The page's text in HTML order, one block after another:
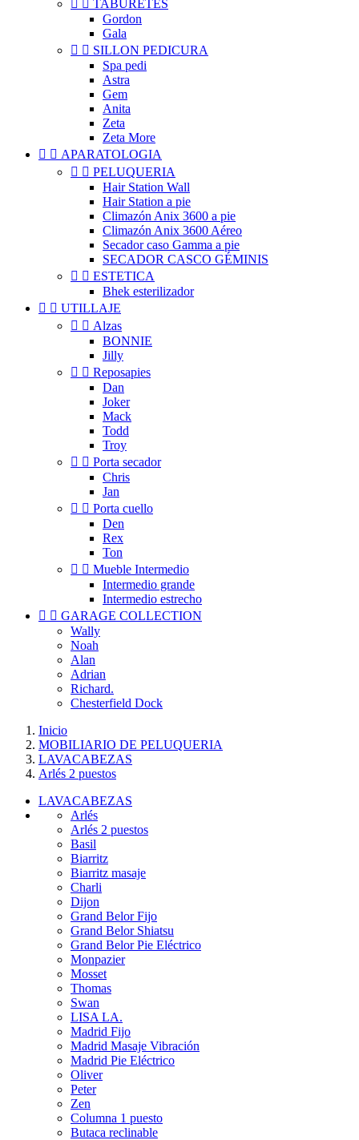
TABURETES
Gordon
Gala
  SILLON PEDICURA
Spa pedi
Astra
Gem
Anita
Zeta
Zeta More
  APARATOLOGIA
  PELUQUERIA
Hair Station Wall
Hair Station a pie
Climazón Anix 3600 a pie
Climazón Anix 3600 Aéreo
Secador caso Gamma a pie
SECADOR CASCO GÉMINIS
  ESTETICA
Bhek esterilizador
  UTILLAJE
  Alzas
BONNIE
Jilly
  Reposapies
Dan
Joker
Mack
Todd
Troy
  Porta secador
Chris
Jan
  Porta cuello
Den
Rex
Ton
  Mueble Intermedio
Intermedio grande
Intermedio estrecho
  GARAGE COLLECTION
Wally
Noah
Alan
Adrian
Richard.
Chesterfield Dock
Inicio
MOBILIARIO DE PELUQUERIA
LAVACABEZAS
Arlés 2 puestos
LAVACABEZAS
Arlés
Arlés 2 puestos
Basil
Biarritz
Biarritz masaje
Charli
Dijon
Grand Belor Fijo
Grand Belor Shiatsu
Grand Belor Pie Eléctrico
Monpazier
Mosset
Thomas
Swan
LISA LA.
Madrid Fijo
Madrid Masaje Vibración
Madrid Pie Eléctrico
Oliver
Peter
Zen
Columna 1 puesto
Butaca reclinable